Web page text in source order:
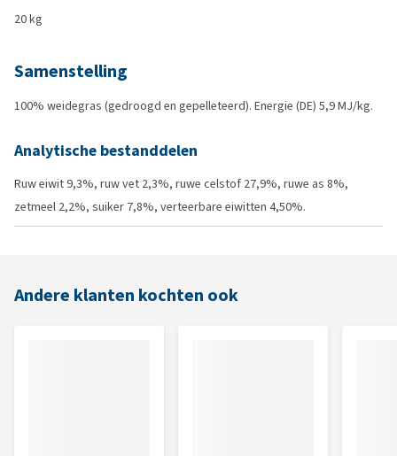
20 kg
Samenstelling
100% weidegras (gedroogd en gepelleteerd). Energie (DE) 5,9 MJ/kg.
Analytische bestanddelen
Ruw eiwit 9,3%, ruw vet 2,3%, ruwe celstof 27,9%, ruwe as 8%,
zetmeel 2,2%, suiker 7,8%, verteerbare eiwitten 4,50%.
Andere klanten kochten ook